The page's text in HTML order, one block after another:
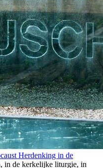
Herdenking in de
in de kerkelijke liturgie, in